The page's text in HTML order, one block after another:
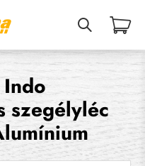
szegélyléc